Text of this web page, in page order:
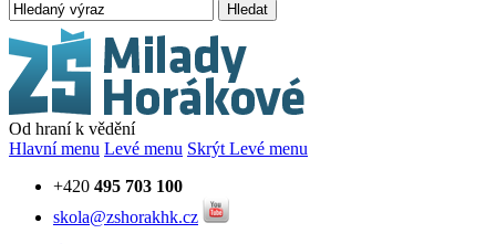
Hledat
Od hraní k vědění
Hlavní menu Levé menu Skrýt Levé menu
+420 495 703 100
skola@zshorakhk.cz